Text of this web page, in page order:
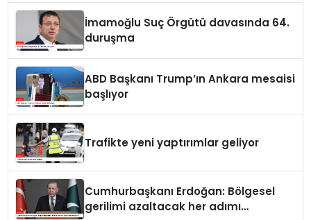
İmamoğlu Suç Örgütü davasında 64.
duruşma
ABD Başkanı Trump’ın Ankara mesaisi
başlıyor
Trafikte yeni yaptırımlar geliyor
Cumhurbaşkanı Erdoğan: Bölgesel
gerilimi azaltacak her adımı